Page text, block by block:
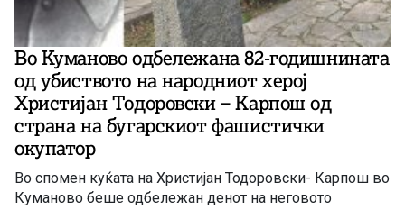
Во Куманово одбележана 82-годишнината
од убиството на народниот херој
Христијан Тодоровски – Карпош од
страна на бугарскиот фашистички
окупатор
Во спомен куќата на Христијан Тодоровски- Карпош во
Куманово беше одбележан денот на неговото